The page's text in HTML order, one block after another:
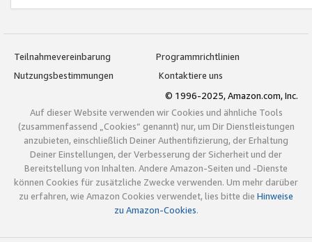
Teilnahmevereinbarung
Programmrichtlinien
Nutzungsbestimmungen
Kontaktiere uns
© 1996-2025, Amazon.com, Inc.
Auf dieser Website verwenden wir Cookies und ähnliche Tools
(zusammenfassend „Cookies“ genannt) nur, um Dir Dienstleistungen
anzubieten, einschließlich Deiner Authentifizierung, der Erhaltung
Deiner Einstellungen, der Verbesserung der Sicherheit und der
Bereitstellung von Inhalten. Andere Amazon-Seiten und -Dienste
können Cookies für zusätzliche Zwecke verwenden. Um mehr darüber
zu erfahren, wie Amazon Cookies verwendet, lies bitte die Hinweise
zu Amazon-Cookies.